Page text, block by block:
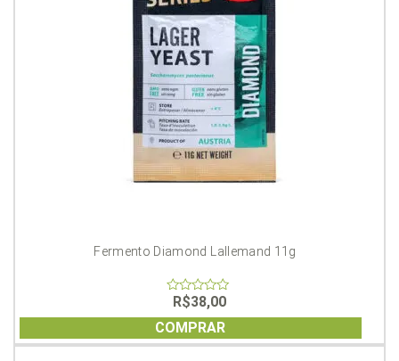
Fermento Diamond Lallemand 11g
of
5
R$38,00
COMPRAR